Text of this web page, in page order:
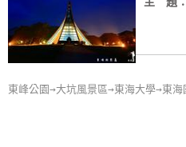
東峰公園→大坑風景區→東海大學→東海